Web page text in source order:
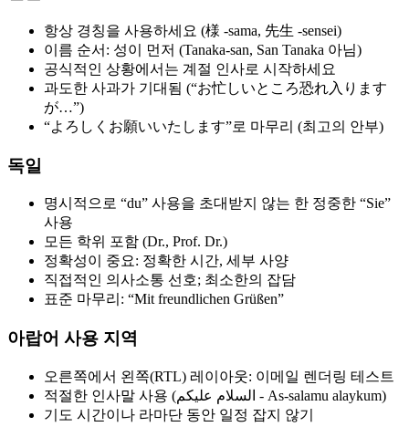
항상 경칭을 사용하세요 (様 -sama, 先生 -sensei)
이름 순서: 성이 먼저 (Tanaka-san, San Tanaka 아님)
공식적인 상황에서는 계절 인사로 시작하세요
과도한 사과가 기대됨 (“お忙しいところ恐れ入ります
が…”)
“よろしくお願いいたします”로 마무리 (최고의 안부)
독일
명시적으로 “du” 사용을 초대받지 않는 한 정중한 “Sie”
사용
모든 학위 포함 (Dr., Prof. Dr.)
정확성이 중요: 정확한 시간, 세부 사양
직접적인 의사소통 선호; 최소한의 잡담
표준 마무리: “Mit freundlichen Grüßen”
아랍어 사용 지역
오른쪽에서 왼쪽(RTL) 레이아웃: 이메일 렌더링 테스트
적절한 인사말 사용 (السلام عليكم - As-salamu alaykum)
기도 시간이나 라마단 동안 일정 잡지 않기